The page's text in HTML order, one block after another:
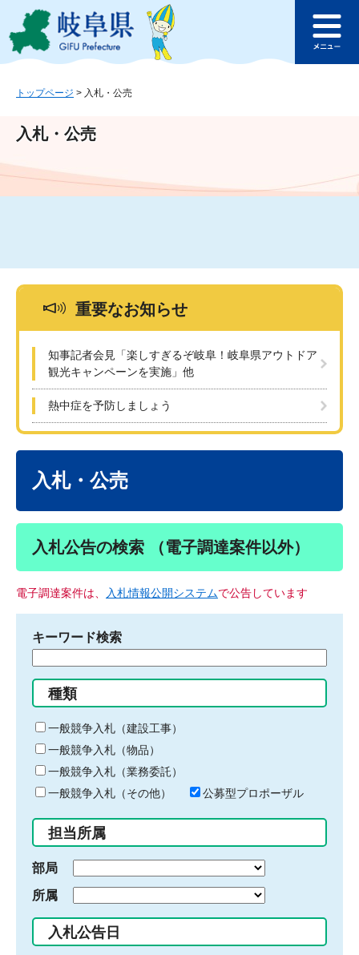
ジ
ュ
文
このページの本文へ
ュ
トップページ > 入札・公売
入札・公売
重要なお知らせ
知事記者会見「楽しすぎるぞ岐阜！岐阜県アウトドア
観光キャンペーンを実施」他
熱中症を予防しましょう
入札・公売
入札公告の検索 （電子調達案件以外）
電子調達案件は、 入札情報公開システムで公告しています
キーワード検索
る
キ
ー
ワ
ー
ド
入
力
種類
一般競争入札（建設工事）
一般競争入札（物品）
一般競争入札（業務委託）
一般競争入札（その他）
公募型プロポーザル
担当所属
部局
所属
入札公告日